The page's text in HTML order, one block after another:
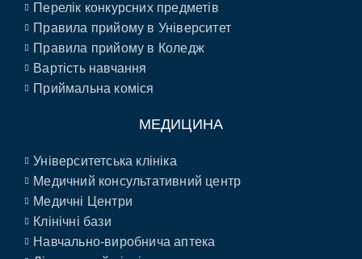
Перелік конкурсних предметів
Правила прийому в Університет
Правила прийому в Коледж
Вартість навчання
Приймальна коміся
МЕДИЦИНА
Університетська клініка
Медичний консультативний центр
Медичні Центри
Клінічні бази
Навчально-виробнича аптека